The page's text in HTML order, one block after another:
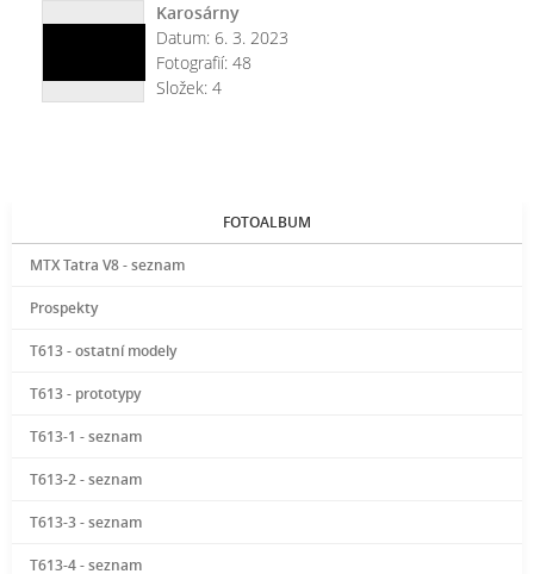
Karosárny
Datum: 6. 3. 2023
Fotografií: 48
Složek: 4
FOTOALBUM
MTX Tatra V8 - seznam
Prospekty
T613 - ostatní modely
T613 - prototypy
T613-1 - seznam
T613-2 - seznam
T613-3 - seznam
T613-4 - seznam